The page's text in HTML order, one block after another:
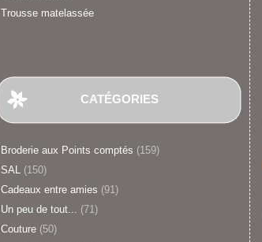
Trousse matelassée
CATÉGORIES
Broderie aux Points comptés (159)
SAL (150)
Cadeaux entre amies (91)
Un peu de tout... (71)
Couture (50)